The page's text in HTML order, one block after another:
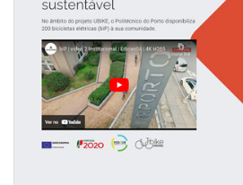
WEBSITE DO PROJETO BIP.PORTO
INTERNET